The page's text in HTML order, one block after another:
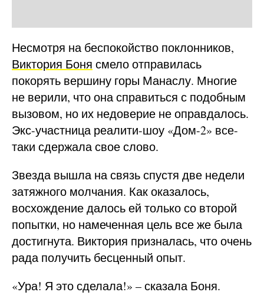
Несмотря на беспокойство поклонников,
Виктория Боня смело отправилась
покорять вершину горы Манаслу. Многие
не верили, что она справиться с подобным
вызовом, но их недоверие не оправдалось.
Экс-участница реалити-шоу «Дом-2» все-
таки сдержала свое слово.
Звезда вышла на связь спустя две недели
затяжного молчания. Как оказалось,
восхождение далось ей только со второй
попытки, но намеченная цель все же была
достигнута. Виктория призналась, что очень
рада получить бесценный опыт.
«Ура! Я это сделала!» – сказала Боня.